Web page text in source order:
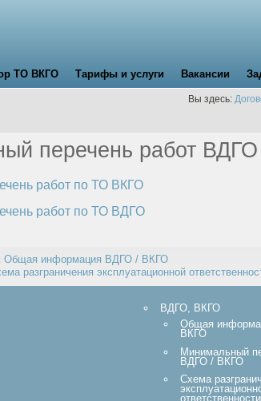
ТО ВКГО Тарифы и услуги Вакансии
Вы здесь:
перечень работ
работ по ТО ВКГО
работ по ТО ВДГО
Общая информация ВДГО / ВКГО
разграничения эксплуатационной
ВДГО, ВКГО
Общая
ВКГО
Минимальный
ВДГО / ВКГО
Схема
ответственности